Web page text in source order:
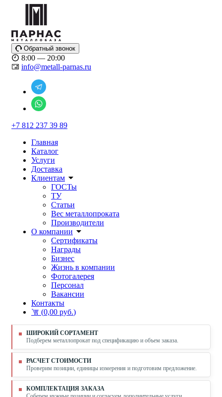
Обратный звонок
8:00 — 20:00
info@metall-parnas.ru
+7 812 237 39 89
Главная
Каталог
Услуги
Доставка
Клиентам
ГОСТы
ТУ
Статьи
Вес металлопроката
Производители
О компании
Сертификаты
Награды
Бизнес
Жизнь в компании
Фотогалерея
Персонал
Вакансии
Контакты
(0,00 руб.)
ШИРОКИЙ СОРТАМЕНТ
Подберем металлопрокат под спецификацию и объем заказа.
РАСЧЕТ СТОИМОСТИ
Проверим позиции, единицы измерения и подготовим предложение.
КОМПЛЕКТАЦИЯ ЗАКАЗА